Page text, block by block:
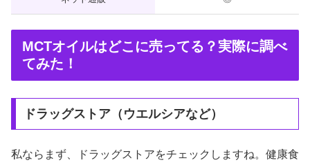
MCTオイルはどこに売ってる？実際に調べ
てみた！
ドラッグストア（ウエルシアなど）
私ならまず、ドラッグストアをチェックしますね。健康食